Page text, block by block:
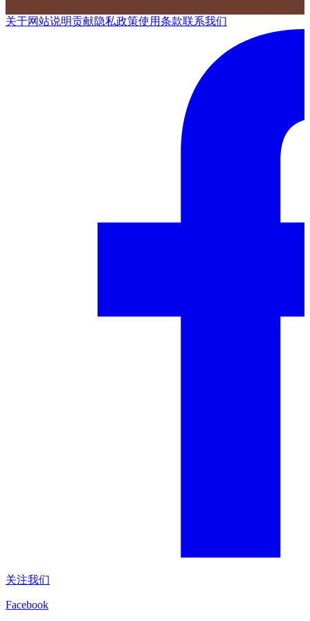
关于网站说明贡献隐私政策使用条款联系我们
关注我们
Facebook